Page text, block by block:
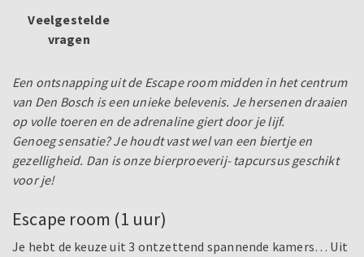
Veelgestelde
vragen
Een ontsnapping uit de Escape room midden in het centrum
van Den Bosch is een unieke belevenis. Je hersenen draaien
op volle toeren en de adrenaline giert door je lijf.
Genoeg sensatie? Je houdt vast wel van een biertje en
gezelligheid. Dan is onze bierproeverij- tapcursus geschikt
voor je!
Escape room (1 uur)
Je hebt de keuze uit 3 ontzettend spannende kamers… Uit